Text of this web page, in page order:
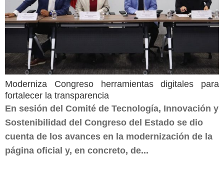
Moderniza Congreso herramientas digitales para
fortalecer la transparencia
En sesión del Comité de Tecnología, Innovación y
Sostenibilidad del Congreso del Estado se dio
cuenta de los avances en la modernización de la
página oficial y, en concreto, de...